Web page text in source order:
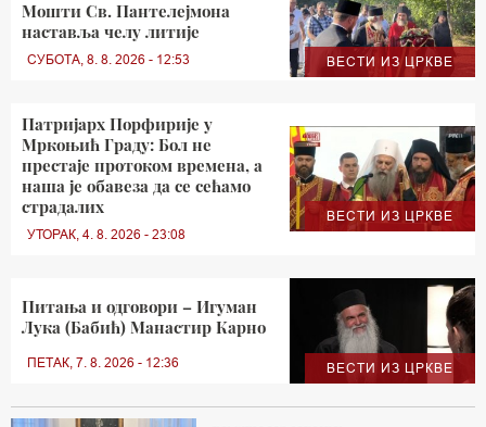
ВЕСТИ ИЗ ЦРКВЕ
Мошти Св. Пантелејмона
наставља челу литије
СУБОТА, 8. 8. 2026 - 12:53
ВЕСТИ ИЗ ЦРКВЕ
Патријарх Порфирије у
Мркоњић Граду: Бол не
престаје протоком времена, а
наша је обавеза да се сећамо
страдалих
УТОРАК, 4. 8. 2026 - 23:08
ВЕСТИ ИЗ ЦРКВЕ
Питања и одговори – Игуман
Лука (Бабић) Манастир Карно
ПЕТАК, 7. 8. 2026 - 12:36